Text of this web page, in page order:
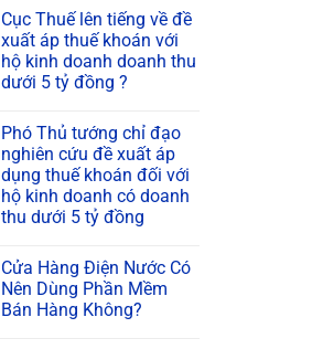
Cục Thuế lên tiếng về đề
xuất áp thuế khoán với
hộ kinh doanh doanh thu
dưới 5 tỷ đồng ?
Phó Thủ tướng chỉ đạo
nghiên cứu đề xuất áp
dụng thuế khoán đối với
hộ kinh doanh có doanh
thu dưới 5 tỷ đồng
Cửa Hàng Điện Nước Có
Nên Dùng Phần Mềm
Bán Hàng Không?